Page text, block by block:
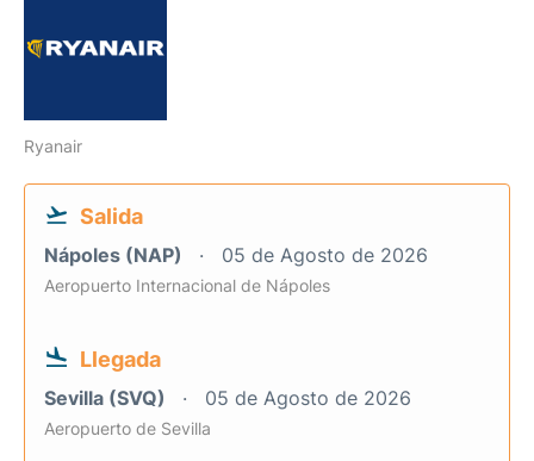
Ryanair
Salida
Nápoles (NAP) 05 de Agosto de 2026
Aeropuerto Internacional de Nápoles
Llegada
Sevilla (SVQ) 05 de Agosto de 2026
Aeropuerto de Sevilla